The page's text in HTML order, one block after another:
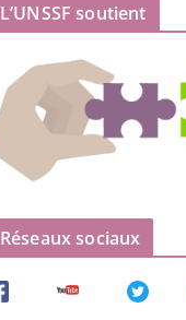
L’UNSSF soutient
Réseaux sociaux